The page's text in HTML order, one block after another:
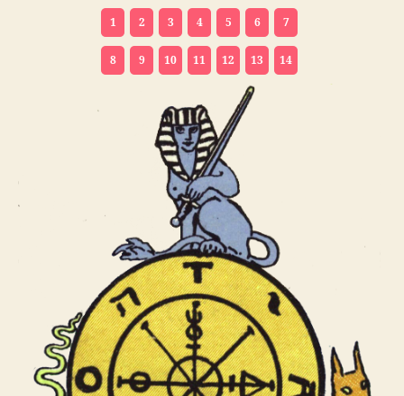
1 2 3 4 5 6 7
8 9 10 11 12 13 14